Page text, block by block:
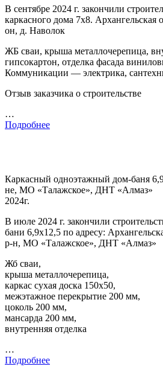
В сентябре 2024 г. закончили
каркасного дома 7х8. Архангельская
он, д. Наволок
ЖБ сваи, крыша металлочерепица,
гипсокартон, отделка фасада
Коммуникации — электрика,
Отзыв заказчика о строительстве
…
Подробнее
Каркасный одноэтажный дом-баня
не, МО «Талажское», ДНТ «Алмаз»
2024г.
В июле 2024 г. закончили
бани 6,9х12,5 по адресу:
р-н, МО «Талажское», ДНТ «Алмаз»
Жб сваи,
крыша металлочерепица,
каркас сухая доска 150х50,
межэтажное перекрытие 200 мм,
цоколь 200 мм,
мансарда 200 мм,
внутренняя отделка
…
Подробнее